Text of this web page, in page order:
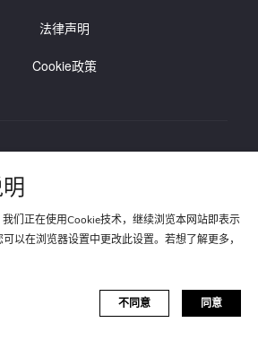
们正在使用Cookie技术，继续浏览本网站即表示
以在浏览器设置中更改此设置。若想了解更多，
同意
不同意
法律声明
Cookie政策
贵宾专线:400-820-8955
公网安备 32058102001096号